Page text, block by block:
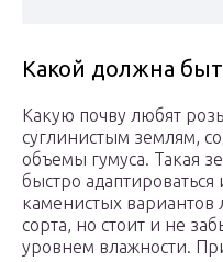
Какой должна
Какую почву любят
суглинистым землям,
объемы гумуса. Такая
быстро адаптироваться
каменистых
сорта, но стоит и не
уровнем влажности.